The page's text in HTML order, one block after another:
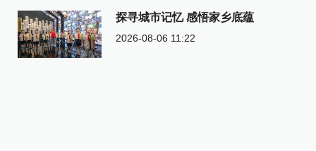
探寻城市记忆 感悟家乡底蕴
2026-08-06 11:22